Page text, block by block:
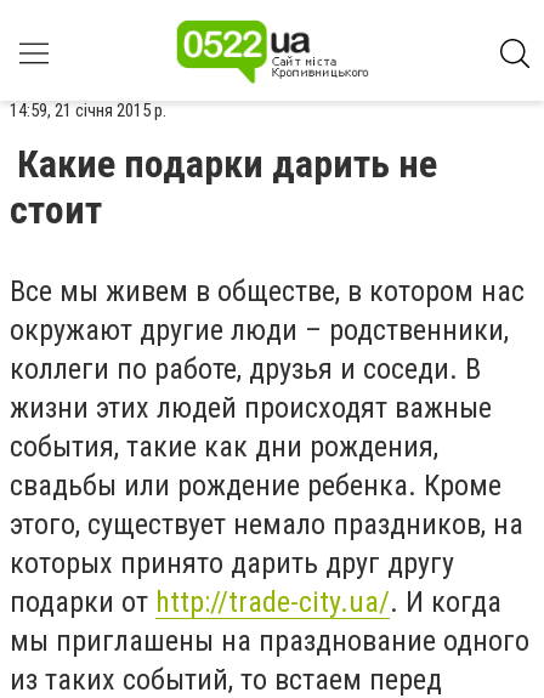
14:59, 21 січня 2015 р.
Какие подарки дарить не
стоит
Все мы живем в обществе, в котором нас
окружают другие люди – родственники,
коллеги по работе, друзья и соседи. В
жизни этих людей происходят важные
события, такие как дни рождения,
свадьбы или рождение ребенка. Кроме
этого, существует немало праздников, на
которых принято дарить друг другу
подарки от http://trade-city.ua/. И когда
мы приглашены на празднование одного
из таких событий, то встаем перед